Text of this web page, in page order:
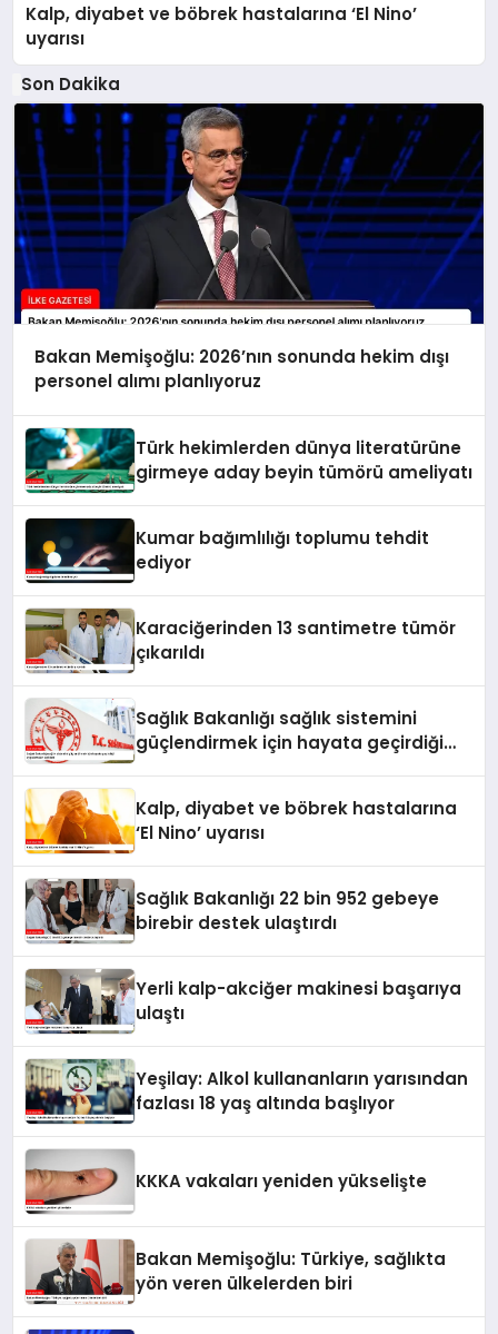
Kalp, diyabet ve böbrek hastalarına ‘El Nino’
uyarısı
Son Dakika
Bakan Memişoğlu: 2026’nın sonunda hekim dışı
personel alımı planlıyoruz
Türk hekimlerden dünya literatürüne
girmeye aday beyin tümörü ameliyatı
Kumar bağımlılığı toplumu tehdit
ediyor
Karaciğerinden 13 santimetre tümör
çıkarıldı
Sağlık Bakanlığı sağlık sistemini
güçlendirmek için hayata geçirdiği
Kalp, diyabet ve böbrek hastalarına
‘El Nino’ uyarısı
Sağlık Bakanlığı 22 bin 952 gebeye
birebir destek ulaştırdı
Yerli kalp-akciğer makinesi başarıya
ulaştı
Yeşilay: Alkol kullananların yarısından
fazlası 18 yaş altında başlıyor
KKKA vakaları yeniden yükselişte
Bakan Memişoğlu: Türkiye, sağlıkta
yön veren ülkelerden biri